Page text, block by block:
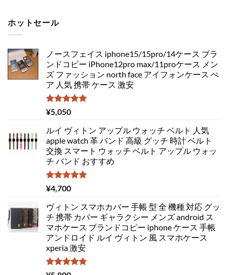
ホットセール
ノースフェイス iphone15/15pro/14ケース ブラ
ンドコピー iPhone12pro max/11proケース メン
ズ ファッション north face アイフォンケース ぺ
ア 人気 携帯 ケース 激安
5段階中
5.00
¥5,050
ルイ ヴィトン アップル ウォッチ ベルト 人気
apple watch 革 バンド 高級 グッチ 時計 ベルト
交換 スマート ウォッチ ベルト アップル ウォッ
チ バンド おすすめ
5段階中
5.00
¥4,700
ヴィトン スマホカバー 手帳 型 全 機種 対応 グッ
チ 携帯 カバー ギャラクシー メンズ android ス
マホケース ブランドコピー iphone ケース 手帳
アンドロイド ルイ ヴィトン 風 スマホケース
xperia 激安